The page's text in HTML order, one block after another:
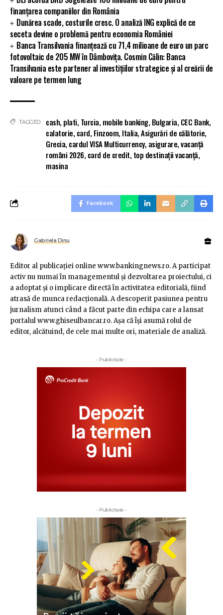
finanțarea companiilor din România
Dunărea scade, costurile cresc. O analiză ING explică de ce
seceta devine o problemă pentru economia României
Banca Transilvania finanțează cu 71,4 milioane de euro un parc
fotovoltaic de 205 MW în Dâmbovița. Cosmin Călin: Banca
Transilvania este partener al investițiilor strategice și al creării de
valoare pe termen lung
TAGGED: cash, plati, Turcia, mobile banking, Bulgaria, CEC Bank,
calatorie, card, Finzoom, Italia,Asigurări de călătorie,
Grecia, cardul VISA Multicurrency, asigurare,vacanță
români 2026, card de credit, top destinații vacanță,
masina
Facebook
Gabriela Dinu
Editor al publicaţiei online www.bankingnews.ro. A participat
activ nu numai în managementul şi dezvoltarea proiectului, ci
a adoptat şi o implicare directă în activitatea editorială, fiind
atrasă de munca redacţională. A descoperit pasiunea pentru
jurnalism atunci când a făcut parte din echipa care a lansat
portalul www.ghiseulbancar.ro. Așa că îşi asumă rolul de
editor, alcătuind, de cele mai multe ori, materiale de analiză.
- Publicitate -
- Publicitate -